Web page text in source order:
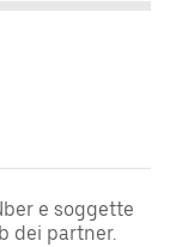
e soggette
dei partner.